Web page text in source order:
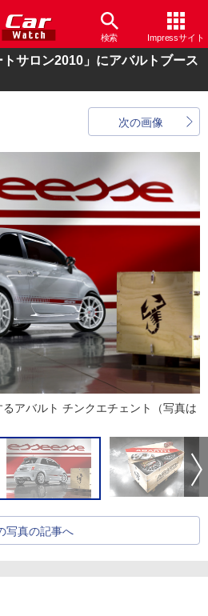
検索 Impressサイト
サロン2010」にアバルトブース
次の画像
アバルト チンクエチェント（写真は
写真の記事へ